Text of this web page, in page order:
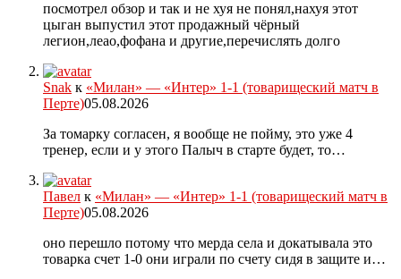
посмотрел обзор и так и не хуя не понял,нахуя этот
цыган выпустил этот продажный чёрный
легион,леао,фофана и другие,перечислять долго
Snak к «Милан» — «Интер» 1-1 (товарищеский матч в
Перте)05.08.2026
За томарку согласен, я вообще не пойму, это уже 4
тренер, если и у этого Палыч в старте будет, то…
Павел к «Милан» — «Интер» 1-1 (товарищеский матч в
Перте)05.08.2026
оно перешло потому что мерда села и докатывала это
товарка счет 1-0 они играли по счету сидя в защите и…